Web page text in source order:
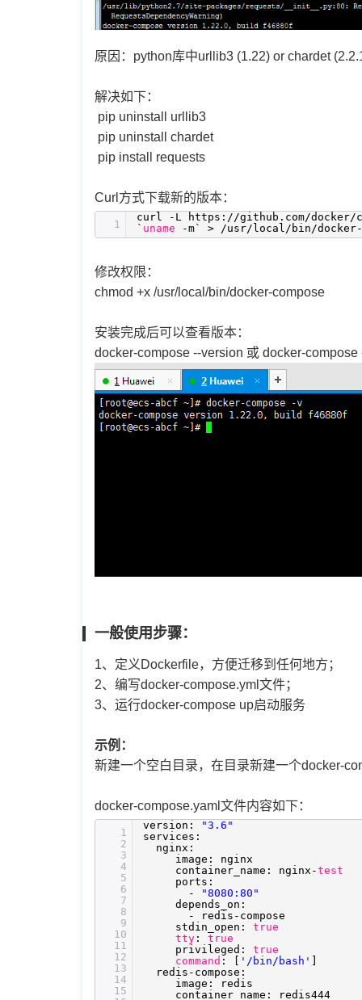
原因：python库中urllib3 (1.22) or chardet
解决如下：
pip uninstall urllib3
pip uninstall chardet
pip install requests
Curl方式下载新的版本：
1
curl -L https: //github .com/docker/
` uname -m` > /usr/local/bin/docker-
修改权限：
chmod +x /usr/local/bin/docker-compose
安装完成后可以查看版本：
docker-compose --version 或 docker-
一般使用步骤：
1、定义Dockerfile，方便迁移到任何地方；
2、编写docker-compose.yml文件；
3、运行docker-compose up启动服务
示例：
新建一个空白目录，在目录新建一个docker-
docker-compose.yaml文件内容如下：
1
2
3
4
5
6
7
8
9
10
11
12
13
14
15
version:
"3.6"
services:
nginx:
image: nginx
container_name: nginx-test
ports:
-
"8080:80"
depends_on:
- redis-compose
stdin_open: true
tty : true
privileged: true
command : [ '/bin/bash'
redis-compose:
image: redis
container_name: redis444